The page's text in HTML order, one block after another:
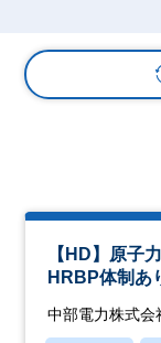
【HD】原子
HRBP体制あ
中部電力株式会